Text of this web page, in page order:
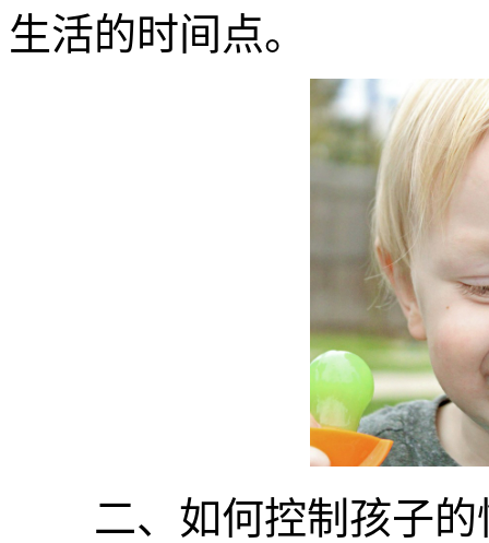
生活的时间点。
二、如何控制孩子的